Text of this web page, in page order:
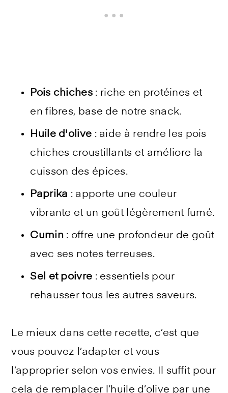
Pois chiches : riche en protéines et
en fibres, base de notre snack.
Huile d'olive : aide à rendre les pois
chiches croustillants et améliore la
cuisson des épices.
Paprika : apporte une couleur
vibrante et un goût légèrement fumé.
Cumin: offre une profondeur de goût
avec ses notes terreuses.
Sel et poivre : essentiels pour
rehausser tous les autres saveurs.
Le mieux dans cette recette, c’est que
vous pouvez l’adapter et vous
l’approprier selon vos envies. Il suffit pour
cela de remplacer l’huile d’olive par une